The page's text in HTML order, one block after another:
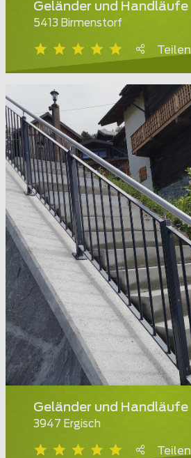
Geländer und Handläufe
5413 Birmenstorf
Teilen
Geländer und Handläufe
3947 Ergisch
Teilen